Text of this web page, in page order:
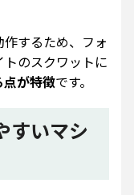
するため、フォ
のスクワットに
が特徴です。
すいマシ